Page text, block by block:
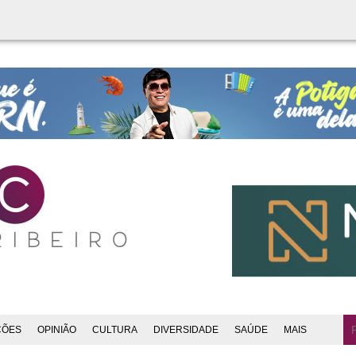
OPINIÃO CULTURA DIVERSIDADE SAÚDE MAIS